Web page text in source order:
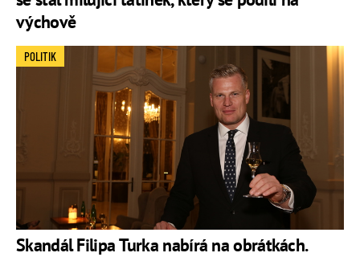
výchově
Skandál Filipa Turka nabírá na obrátkách.
POLITIK